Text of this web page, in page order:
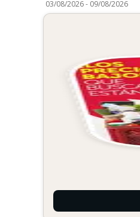
03/08/2026- 09/08/2026